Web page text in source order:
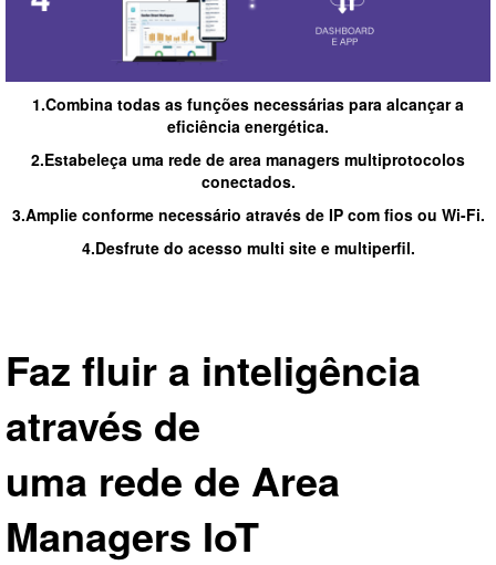
1.Combina todas as funções necessárias para alcançar a
eficiência energética.
2.Estabeleça uma rede de area managers multiprotocolos
conectados.
3.Amplie conforme necessário através de IP com fios ou Wi-Fi.
4.Desfrute do acesso multi site e multiperfil.
Faz fluir a inteligência
através de
uma rede de Area
Managers IoT